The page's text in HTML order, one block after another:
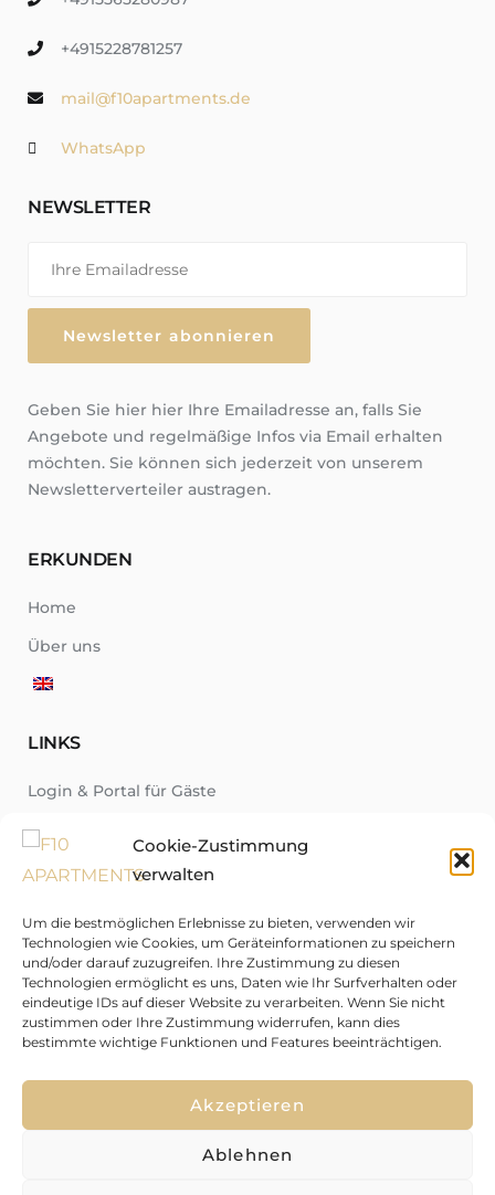
Cookie-Zustimmung
verwalten
Um die bestmöglichen Erlebnisse zu bieten, verwenden wir
Technologien wie Cookies, um Geräteinformationen zu speichern
und/oder darauf zuzugreifen. Ihre Zustimmung zu diesen
Technologien ermöglicht es uns, Daten wie Ihr Surfverhalten oder
eindeutige IDs auf dieser Website zu verarbeiten. Wenn Sie nicht
zustimmen oder Ihre Zustimmung widerrufen, kann dies
bestimmte wichtige Funktionen und Features beeinträchtigen.
Akzeptieren
Ablehnen
+4915228781257
mail@f10apartments.de
WhatsApp
NEWSLETTER
Geben Sie hier hier Ihre Emailadresse an, falls Sie
Angebote und regelmäßige Infos via Email erhalten
möchten. Sie können sich jederzeit von unserem
Newsletterverteiler austragen.
ERKUNDEN
Home
Über uns
LINKS
Login & Portal für Gäste
Über uns
Neuigkeiten
Fragen-Antworten-Katalog
Kontakt